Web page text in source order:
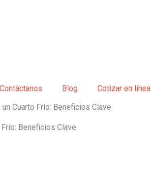
Contáctanos Blog
Cotizar en línea
Cuarto Frío: Beneficios Clave
Beneficios Clave